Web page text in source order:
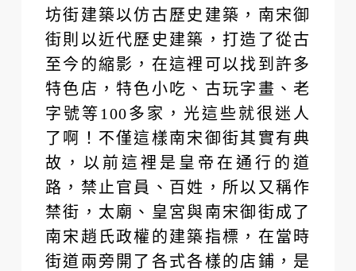
坊街建築以仿古歷史建築，南宋御
街則以近代歷史建築，打造了從古
至今的縮影，在這裡可以找到許多
特色店，特色小吃、古玩字畫、老
字號等100多家，光這些就很迷人
了啊！不僅這樣南宋御街其實有典
故，以前這裡是皇帝在通行的道
路，禁止官員、百姓，所以又稱作
禁街，太廟、皇宮與南宋御街成了
南宋趙氏政權的建築指標，在當時
街道兩旁開了各式各樣的店鋪，是